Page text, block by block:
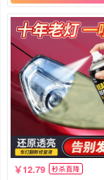
12.79 秒杀直降